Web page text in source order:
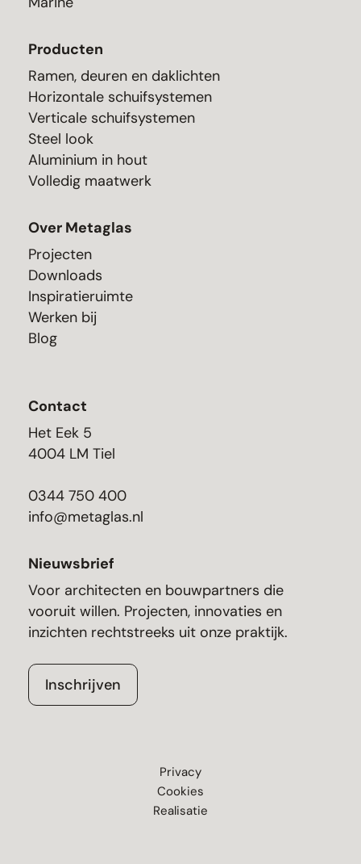
Producten
Ramen, deuren en daklichten
Horizontale schuifsystemen
Verticale schuifsystemen
Steel look
Aluminium in hout
Volledig maatwerk
Over Metaglas
Projecten
Downloads
Inspiratieruimte
Werken bij
Blog
Contact
Het Eek 5
4004 LM Tiel
0344 750 400
info@metaglas.nl
Nieuwsbrief
Voor architecten en bouwpartners die
vooruit willen. Projecten, innovaties en
inzichten rechtstreeks uit onze praktijk.
Inschrijven
Privacy
Cookies
Realisatie